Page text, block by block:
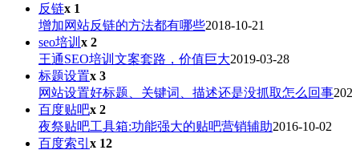
反链x 1
增加网站反链的方法都有哪些2018-10-21
seo培训 x 2
王通SEO培训文案套路，价值巨大2019-03-28
标题设置x 3
网站设置好标题、关键词、描述还是没抓取怎么回事
百度贴吧x 2
夜祭贴吧工具箱:功能强大的贴吧营销辅助2016-10-02
百度索引 x 12